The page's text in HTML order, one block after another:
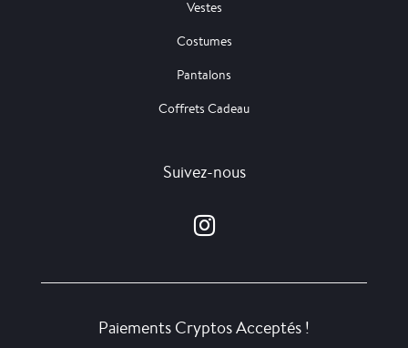
Vestes
Costumes
Pantalons
Coffrets Cadeau
Suivez-nous
Paiements Cryptos Acceptés !